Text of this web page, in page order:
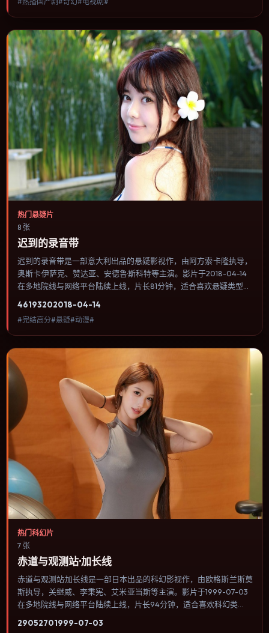
择与情节推进，节奏与视听语言统一，可作为休闲观影或类型片补片
的选择。
热门悬疑片
8 张
迟到的录音带
迟到的录音带是一部意大利出品的悬疑影视作，由阿方索·卡隆执导，
奥斯卡·伊萨克、赞达亚、安德鲁·斯科特等主演。影片于2018-04-14
在多地院线与网络平台陆续上线，片长81分钟，适合喜欢悬疑类型、
进，节奏与视听语言统一，可作为休闲观影或类型片补片的选择。
46193202018-04-14
#完结高分#悬疑#动漫#
热门科幻片
7 张
赤道与观测站·加长线
赤道与观测站·加长线是一部日本出品的科幻影视作，由欧格斯·兰斯莫
斯执导，关继威、李秉宪、艾米·亚当斯等主演。影片于1999-07-03
在多地院线与网络平台陆续上线，片长94分钟，适合喜欢科幻类
29052701999-07-03